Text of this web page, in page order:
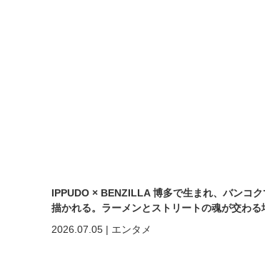
IPPUDO × BENZILLA 博多で生まれ、バンコク
描かれる。ラーメンとストリートの魂が交わる
2026.07.05 | エンタメ